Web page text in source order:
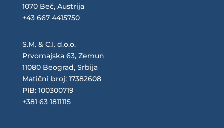
1070 Beč, Austrija
+43 667 4415750
S.M. & C.I. d.o.o.
Prvomajska 63, Zemun
11080 Beograd, Srbija
Matični broj: 17382608
PIB: 100300719
+381 63 1811115